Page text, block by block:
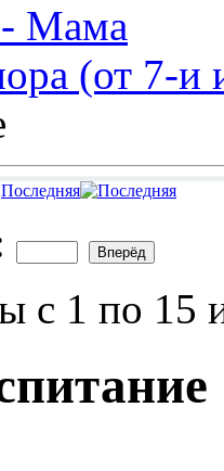
Мама
(от 7-и
Последняя
с 1 по 15